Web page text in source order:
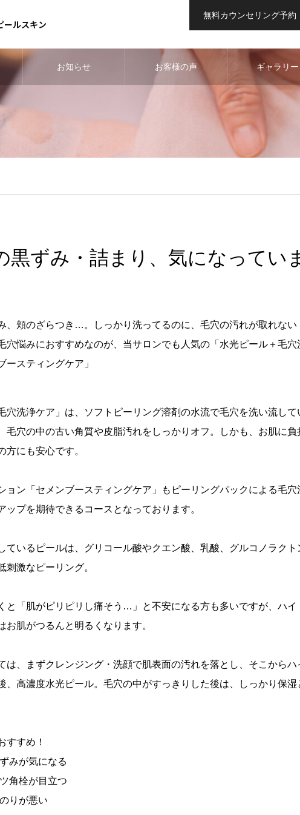
ールスキン
無料カウンセリング予約
お知らせ お客様の声 ギャラリー
黒ずみ・詰まり、気になってい
、頬のざらつき…。しっかり洗ってるのに、毛穴の汚れが取れな
穴悩みにおすすめなのが、当サロンでも人気の「水光ピール＋毛
ースティングケア」
穴洗浄ケア」は、ソフトピーリング溶剤の水流で毛穴を洗い流し
毛穴の中の古い角質や皮脂汚れをしっかりオフ。しかも、お肌に
方にも安心です。
ョン「セメンブースティングケア」もピーリングパックによる毛
ップを期待できるコースとなっております。
ているピールは、グリコール酸やクエン酸、乳酸、グルコノラク
刺激なピーリング。
と「肌がピリピリし痛そう…」と不安になる方も多いですが、ハイ
お肌がつるんと明るくなります。
は、まずクレンジング・洗顔で肌表面の汚れを落とし、そこから
、高濃度水光ピール。毛穴の中がすっきりした後は、しっかり保
すすめ！
みが気になる
角栓が目立つ
りが悪い